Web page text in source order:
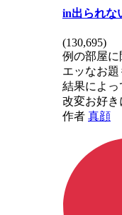
in出られな
(130,695)
例の部屋に
エッなお
結果によ
改変お好
作者 真顔